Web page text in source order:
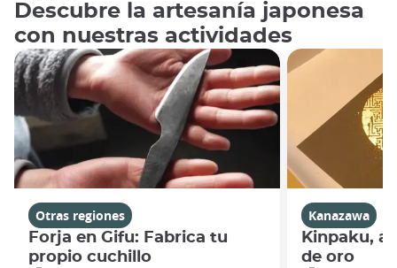
Descubre la artesanía japonesa
con nuestras actividades
Otras regiones
Forja en Gifu: Fabrica tu
propio cuchillo
Kanazawa
Kinpaku,
de oro